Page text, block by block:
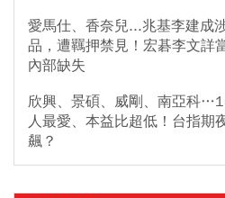
愛馬仕、香奈兒...兆基李建成
品，遭羈押禁見！宏碁李文詳
內部缺失
欣興、景碩、威剛、南亞科
人最愛、本益比超低！台指期
飆？